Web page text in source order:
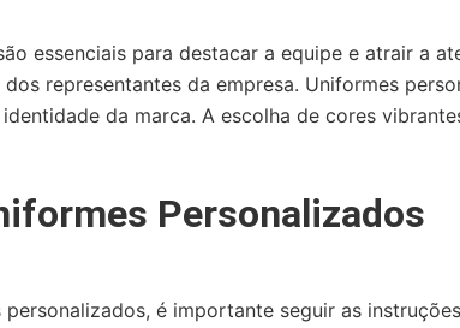
essenciais para destacar a equipe e atrair a
representantes da empresa. Uniformes
da marca. A escolha de cores
Personalizados
é importante seguir as